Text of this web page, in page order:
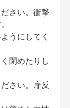
さい。衝撃
うにしてく
閉めたりし
さい。扉反